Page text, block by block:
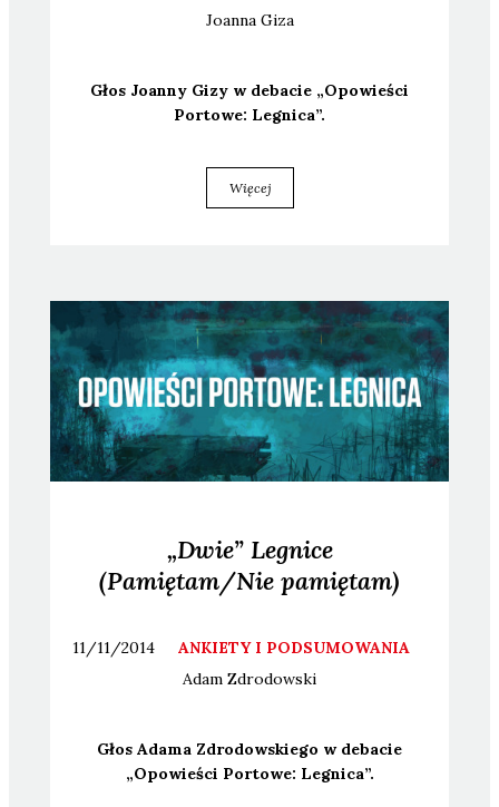
Joanna Giza
Głos Joan­ny Gizy w deba­cie „Opo­wie­ści
Por­to­we: Legni­ca”.
Więcej
„Dwie” Legnice
(Pamiętam/Nie pamiętam)
11/11/2014
ANKIETY I PODSUMOWANIA
Adam Zdrodowski
Głos Ada­ma Zdro­dow­skie­go w deba­cie
„Opo­wie­ści Por­to­we: Legni­ca”.